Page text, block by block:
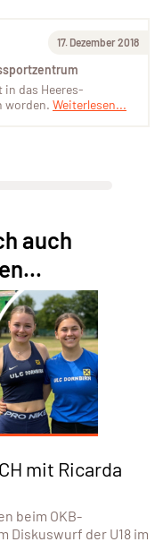
17. Dezember 2018
in das Heeres-
worden. Weiterlesen...
auch
mit Ricarda
beim OKB-
Diskuswurf der U18 im